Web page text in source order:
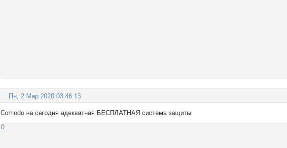
Пн, 2 Мар 2020 03:46:13
Comodo на сегодня адекватная БЕСПЛАТНАЯ система защиты
0